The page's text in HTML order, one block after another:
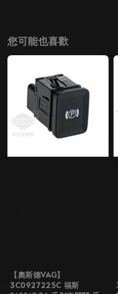
您可能也喜歡
【奧斯德VAG】
3C0927225C 福斯